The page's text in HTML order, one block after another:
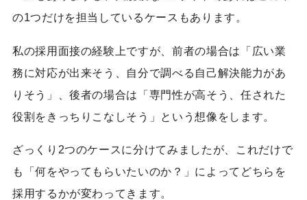
の1つだけを担当しているケースもあります。
私の採用面接の経験上ですが、前者の場合は「広い業
務に対応が出来そう、自分で調べる自己解決能力があ
りそう」、後者の場合は「専門性が高そう、任された
役割をきっちりこなしそう」という想像をします。
ざっくり2つのケースに分けてみましたが、これだけで
も「何をやってもらいたいのか？」によってどちらを
採用するかが変わってきます。